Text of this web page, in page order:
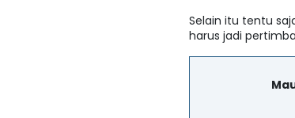
Selain itu tentu
harus jadi